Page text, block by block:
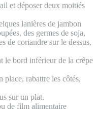
et déposer deux moitiés
lanières de jambon
des germes de soja,
de coriandre sur le dessus,
le bord inférieur de la crêpe
place, rabattre les côtés,
sur un plat.
de film alimentaire